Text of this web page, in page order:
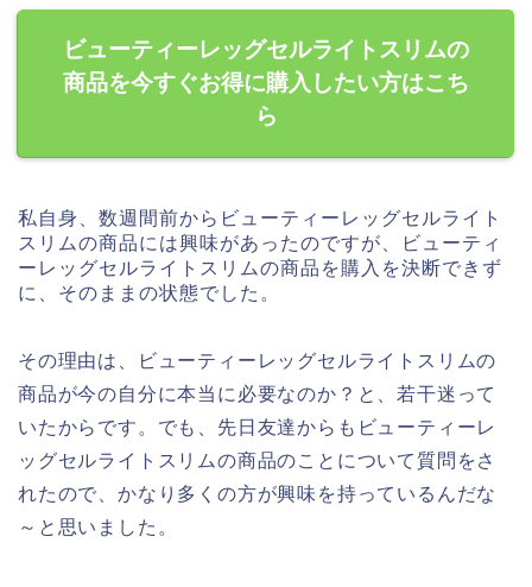
ビューティーレッグセルライトスリムの
商品を今すぐお得に購入したい方はこち
ら
私自身、数週間前からビューティーレッグセルライト
スリムの商品には興味があったのですが、ビューティ
ーレッグセルライトスリムの商品を購入を決断できず
に、そのままの状態でした。
その理由は、ビューティーレッグセルライトスリムの
商品が今の自分に本当に必要なのか？と、若干迷って
いたからです。でも、先日友達からもビューティーレ
ッグセルライトスリムの商品のことについて質問をさ
れたので、かなり多くの方が興味を持っているんだな
～と思いました。